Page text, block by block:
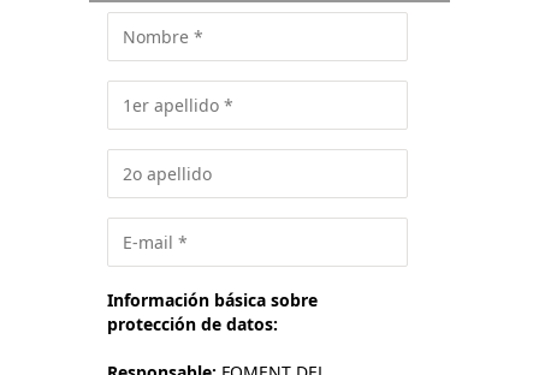
Información básica sobre
protección de datos: